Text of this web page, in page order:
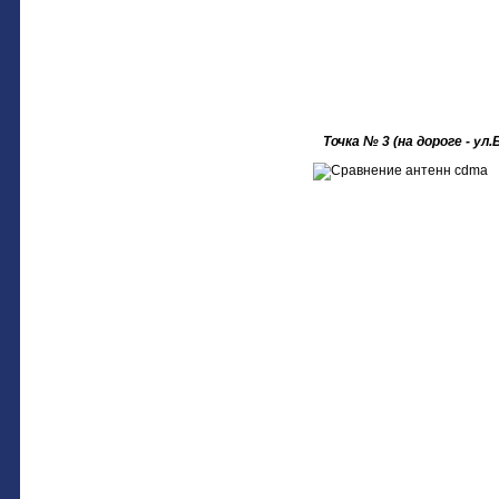
Точка № 3 (на дороге -